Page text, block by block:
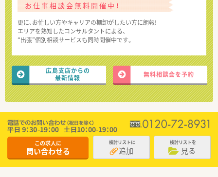
お仕事相談会無料開催中！
更に、お忙しい方やキャリアの棚卸がしたい方に朗報!
エリアを熟知したコンサルタントによる、
“出張”個別相談サービスも同時開催中です。
広島支店からの
最新情報
無料相談会を予約
この求人に
問い合わせる
検討リストに
追加
検討リストを
見る